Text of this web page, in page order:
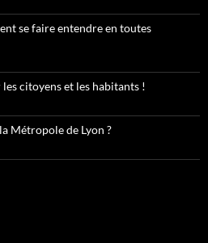
se faire entendre en toutes
citoyens et les habitants !
Métropole de Lyon ?